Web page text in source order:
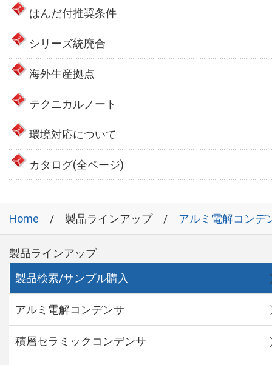
はんだ付推奨条件
シリーズ統廃合
海外生産拠点
テクニカルノート
環境対応について
カタログ(全ページ)
Home 製品ラインアップ アルミ電解コンデ
製品ラインアップ
製品検索/サンプル購入
アルミ電解コンデンサ
積層セラミックコンデンサ